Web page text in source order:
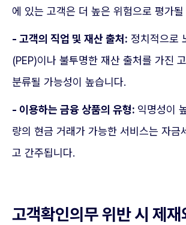
에 있는 고객은 더 높은 위험으로 평가
- 고객의 직업 및 재산 출처: 정치적으로
(PEP)이나 불투명한 재산 출처를 가진
분류될 가능성이 높습니다.
- 이용하는 금융 상품의 유형: 익명성이
량의 현금 거래가 가능한 서비스는 자금
고 간주됩니다.
고객확인의무 위반 시 제